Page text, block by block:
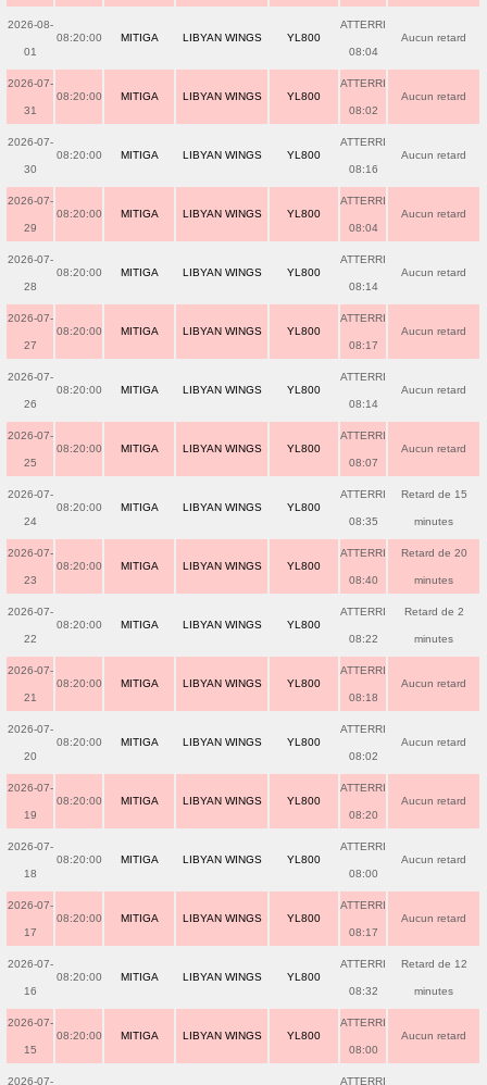
2026-08-
01
08:20:00 MITIGA LIBYAN WINGS YL800
ATTERRI
08:04
Aucun retard
2026-07-
31
08:20:00 MITIGA LIBYAN WINGS YL800
ATTERRI
08:02
Aucun retard
2026-07-
30
08:20:00 MITIGA LIBYAN WINGS YL800
ATTERRI
08:16
Aucun retard
2026-07-
29
08:20:00 MITIGA LIBYAN WINGS YL800
ATTERRI
08:04
Aucun retard
2026-07-
28
08:20:00 MITIGA LIBYAN WINGS YL800
ATTERRI
08:14
Aucun retard
2026-07-
27
08:20:00 MITIGA LIBYAN WINGS YL800
ATTERRI
08:17
Aucun retard
2026-07-
26
08:20:00 MITIGA LIBYAN WINGS YL800
ATTERRI
08:14
Aucun retard
2026-07-
25
08:20:00 MITIGA LIBYAN WINGS YL800
ATTERRI
08:07
Aucun retard
2026-07-
24
08:20:00 MITIGA LIBYAN WINGS YL800
ATTERRI
08:35
Retard de 15
minutes
2026-07-
23
08:20:00 MITIGA LIBYAN WINGS YL800
ATTERRI
08:40
Retard de 20
minutes
2026-07-
22
08:20:00 MITIGA LIBYAN WINGS YL800
ATTERRI
08:22
Retard de 2
minutes
2026-07-
21
08:20:00 MITIGA LIBYAN WINGS YL800
ATTERRI
08:18
Aucun retard
2026-07-
20
08:20:00 MITIGA LIBYAN WINGS YL800
ATTERRI
08:02
Aucun retard
2026-07-
19
08:20:00 MITIGA LIBYAN WINGS YL800
ATTERRI
08:20
Aucun retard
2026-07-
18
08:20:00 MITIGA LIBYAN WINGS YL800
ATTERRI
08:00
Aucun retard
2026-07-
17
08:20:00 MITIGA LIBYAN WINGS YL800
ATTERRI
08:17
Aucun retard
2026-07-
16
08:20:00 MITIGA LIBYAN WINGS YL800
ATTERRI
08:32
Retard de 12
minutes
2026-07-
15
08:20:00 MITIGA LIBYAN WINGS YL800
ATTERRI
08:00
Aucun retard
2026-07- ATTERRI